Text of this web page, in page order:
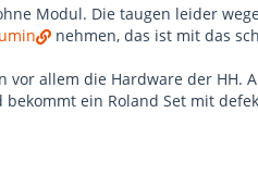
Modul. Die taugen leider
nehmen, das ist mit das
vor allem die Hardware der
ein Roland Set mit